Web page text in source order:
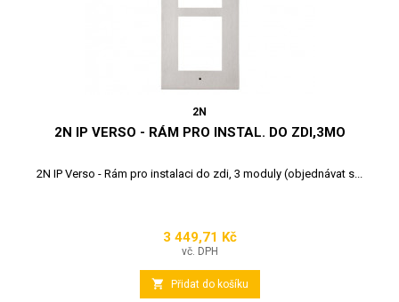
2N
2N IP VERSO - RÁM PRO INSTAL. DO ZDI,3MO
2N IP Verso - Rám pro instalaci do zdi, 3 moduly (objednávat s...
Cena
3 449,71 Kč
vč. DPH
 Přidat do košíku